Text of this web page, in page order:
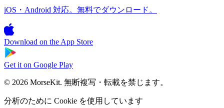
iOS・Android 対応。無料でダウンロード。
Download on the App Store
Get it on Google Play
© 2026 MorseKit. 無断複写・転載を禁じます。
分析のために Cookie を使用しています